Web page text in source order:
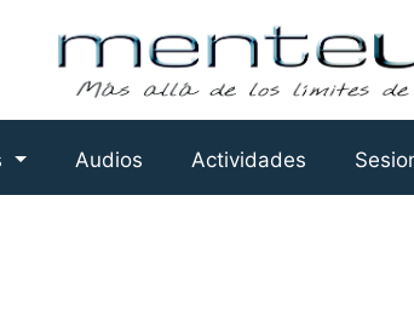
Audios Actividades